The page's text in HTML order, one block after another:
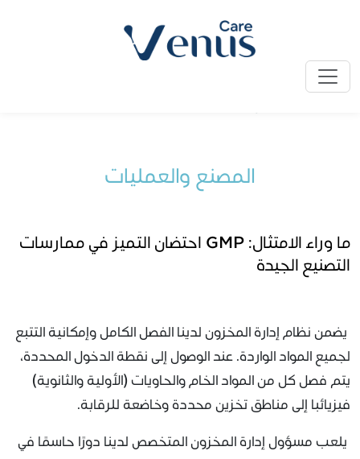
المصنع والعمليات
ما وراء الامتثال: GMP احتضان التميز في ممارسات
التصنيع الجيدة
يضمن نظام إدارة المخزون لدينا الفصل الكامل وإمكانية التتبع
لجميع المواد الواردة. عند الوصول إلى نقطة الدخول المحددة،
يتم فصل كل من المواد الخام والحاويات (الأولية والثانوية)
فيزيائبا إلى مناطق تخزين محددة وخاضعة للرقابة.
يلعب مسؤول إدارة المخزون المتخصص لدينا دورًا حاسمًا في